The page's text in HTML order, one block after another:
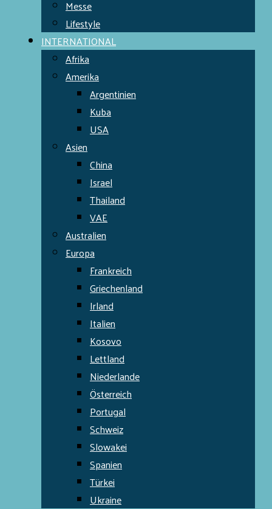
Messe
Lifestyle
INTERNATIONAL
Afrika
Amerika
Argentinien
Kuba
USA
Asien
China
Israel
Thailand
VAE
Australien
Europa
Frankreich
Griechenland
Irland
Italien
Kosovo
Lettland
Niederlande
Österreich
Portugal
Schweiz
Slowakei
Spanien
Türkei
Ukraine